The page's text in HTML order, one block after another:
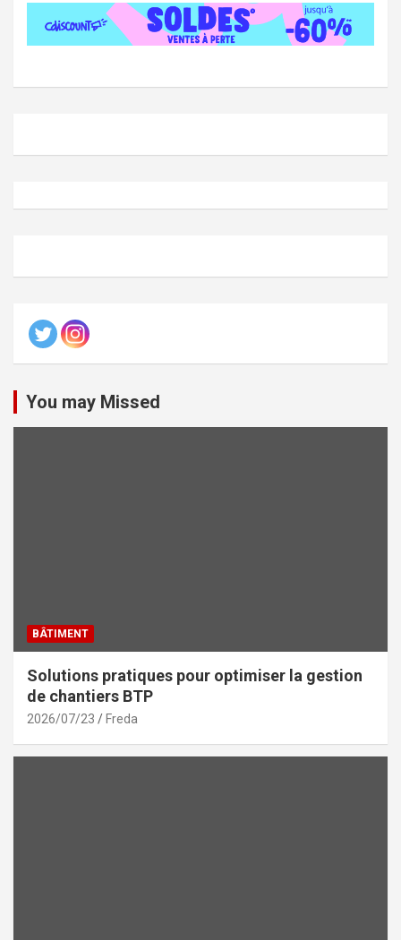
You may Missed
BÂTIMENT
Solutions pratiques pour optimiser la gestion
de chantiers BTP
2026/07/23 Freda